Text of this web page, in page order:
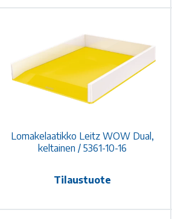
Lomakelaatikko Leitz WOW Dual,
keltainen / 5361-10-16
Tilaustuote